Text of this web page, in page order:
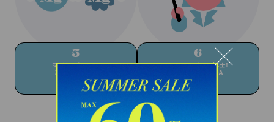
マグネシウムには
種類があります
教えて！ ミネラル博士！
マグネシウムQ&A